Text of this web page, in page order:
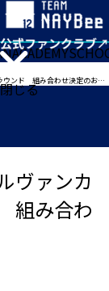
閉じる
ACADEMY
ド 組み合わせ決定のお知らせ
ヴァンカ
組み合わ